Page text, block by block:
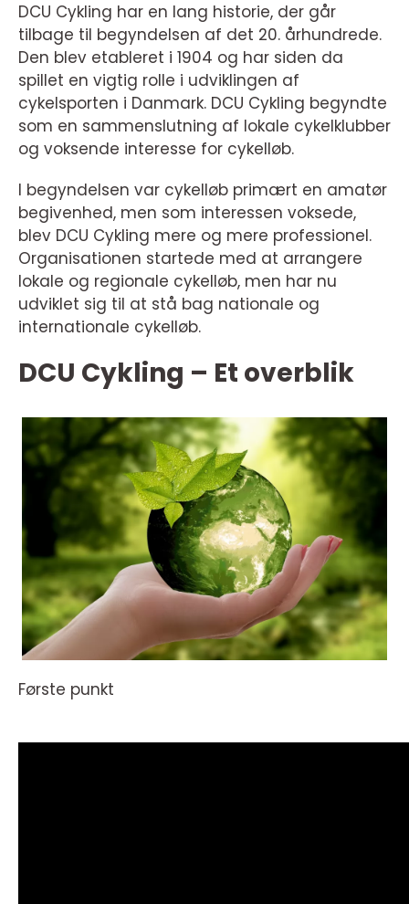
DCU Cykling har en lang historie, der går
tilbage til begyndelsen af det 20. århundrede.
Den blev etableret i 1904 og har siden da
spillet en vigtig rolle i udviklingen af
cykelsporten i Danmark. DCU Cykling begyndte
som en sammenslutning af lokale cykelklubber
og voksende interesse for cykelløb.
I begyndelsen var cykelløb primært en amatør
begivenhed, men som interessen voksede,
blev DCU Cykling mere og mere professionel.
Organisationen startede med at arrangere
lokale og regionale cykelløb, men har nu
udviklet sig til at stå bag nationale og
internationale cykelløb.
DCU Cykling – Et overblik
Første punkt